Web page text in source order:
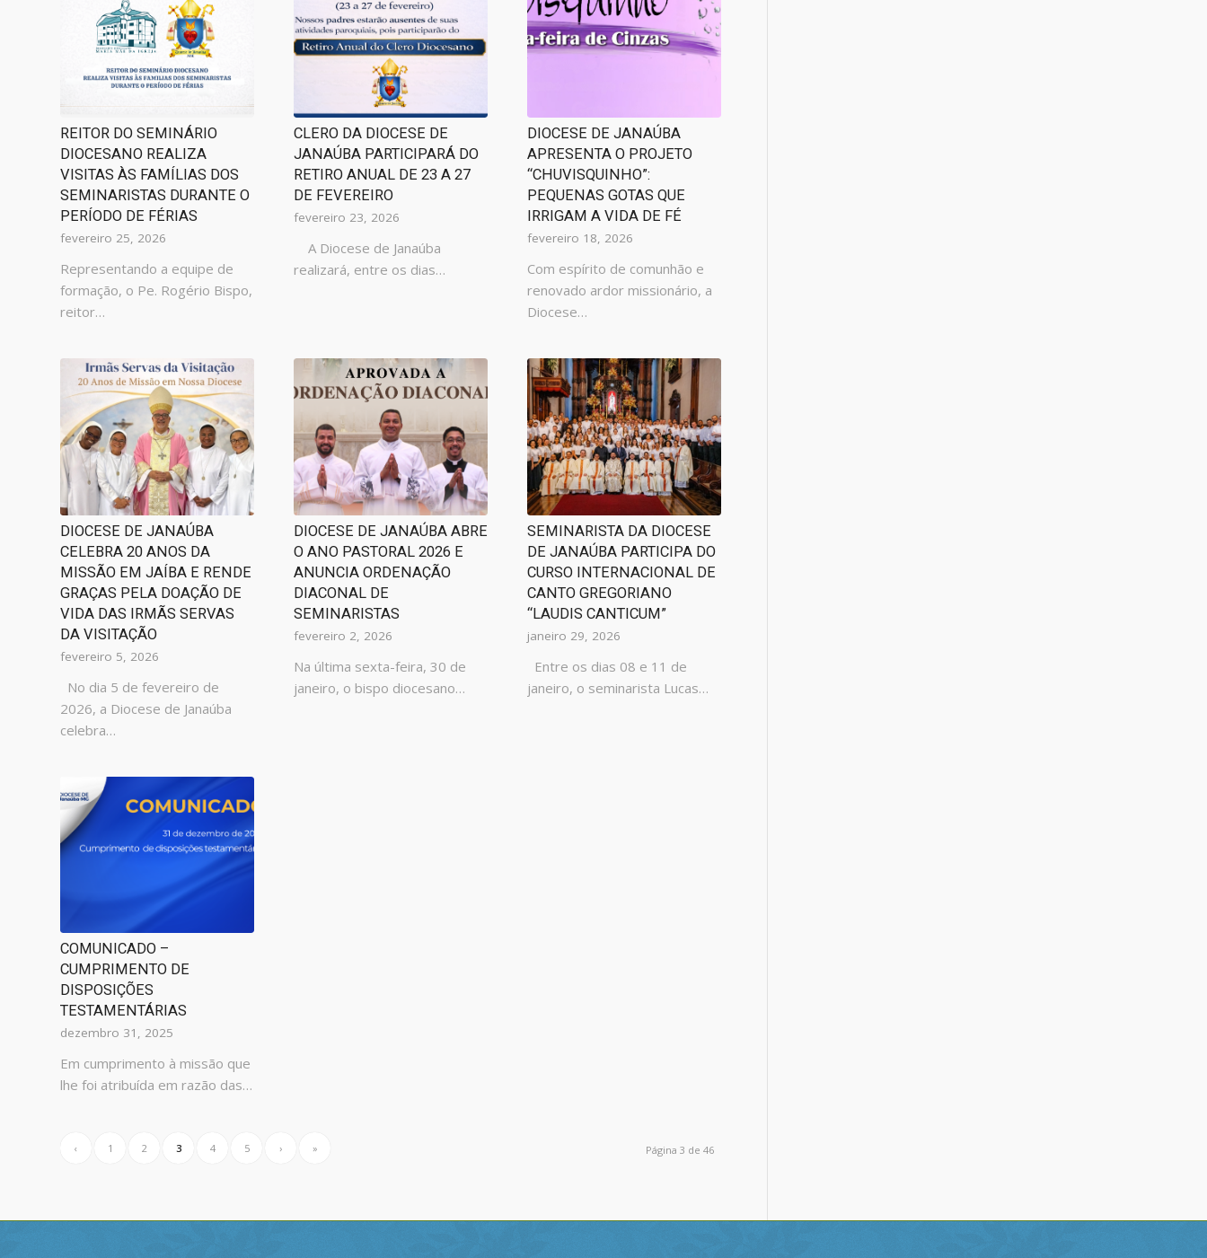
REITOR DO SEMINÁRIO
DIOCESANO REALIZA
VISITAS ÀS FAMÍLIAS DOS
SEMINARISTAS DURANTE O
PERÍODO DE FÉRIAS
fevereiro 25, 2026
Representando a equipe de
formação, o Pe. Rogério Bispo,
reitor…
CLERO DA DIOCESE DE
JANAÚBA PARTICIPARÁ DO
RETIRO ANUAL DE 23 A 27
DE FEVEREIRO
fevereiro 23, 2026
A Diocese de Janaúba
realizará, entre os dias…
DIOCESE DE JANAÚBA
APRESENTA O PROJETO
“CHUVISQUINHO”:
PEQUENAS GOTAS QUE
IRRIGAM A VIDA DE FÉ
fevereiro 18, 2026
Com espírito de comunhão e
renovado ardor missionário, a
Diocese…
DIOCESE DE JANAÚBA
CELEBRA 20 ANOS DA
MISSÃO EM JAÍBA E RENDE
GRAÇAS PELA DOAÇÃO DE
VIDA DAS IRMÃS SERVAS
DA VISITAÇÃO
fevereiro 5, 2026
No dia 5 de fevereiro de
2026, a Diocese de Janaúba
celebra…
DIOCESE DE JANAÚBA ABRE
O ANO PASTORAL 2026 E
ANUNCIA ORDENAÇÃO
DIACONAL DE
SEMINARISTAS
fevereiro 2, 2026
Na última sexta-feira, 30 de
janeiro, o bispo diocesano…
SEMINARISTA DA DIOCESE
DE JANAÚBA PARTICIPA DO
CURSO INTERNACIONAL DE
CANTO GREGORIANO
“LAUDIS CANTICUM”
janeiro 29, 2026
Entre os dias 08 e 11 de
janeiro, o seminarista Lucas…
COMUNICADO –
CUMPRIMENTO DE
DISPOSIÇÕES
TESTAMENTÁRIAS
dezembro 31, 2025
Em cumprimento à missão que
lhe foi atribuída em razão das…
Página 3 de 46
‹ 1 2 3 4 5 › »